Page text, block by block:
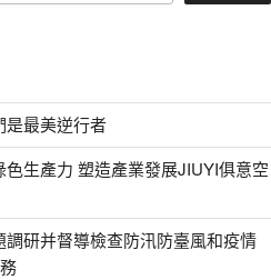
是最美逆行者
生產力 塑造產業發展JIUYI俱意空
研并督導檢查防汛防臺風和疫情